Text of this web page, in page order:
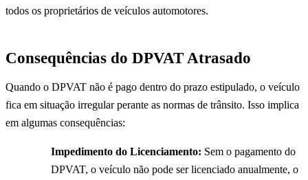
todos os proprietários de veículos automotores.
Consequências do DPVAT Atrasado
Quando o DPVAT não é pago dentro do prazo estipulado, o veículo
fica em situação irregular perante as normas de trânsito. Isso implica
em algumas consequências:
Impedimento do Licenciamento: Sem o pagamento do
DPVAT, o veículo não pode ser licenciado anualmente, o